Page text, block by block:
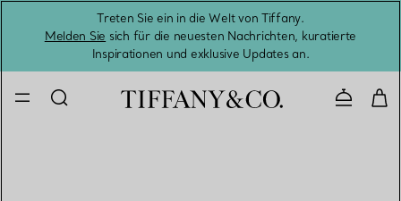
Treten Sie ein in die Welt von Tiffany.
Melden Sie sich für die neuesten Nachrichten, kuratierte
Inspirationen und exklusive Updates an.